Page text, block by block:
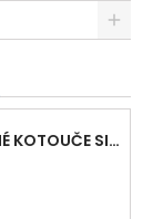
BRUSNÉ KOTOUČE SIASPEED D125MM S 8 OTVORY